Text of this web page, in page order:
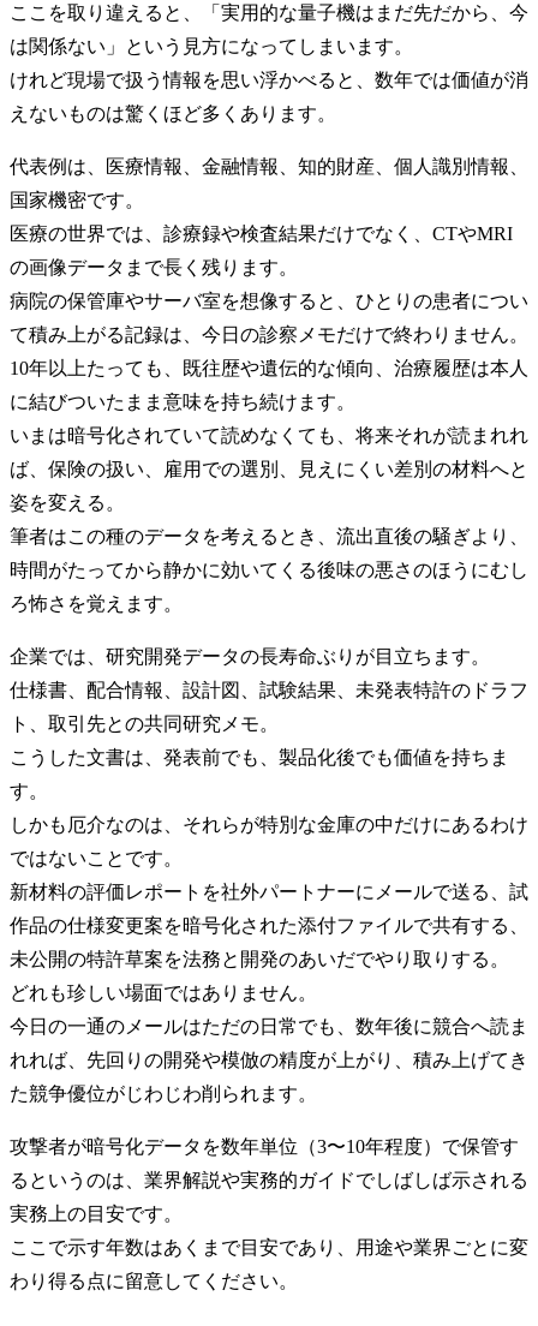
ここを取り違えると、「実用的な量子機はまだ先だから、今
は関係ない」という見方になってしまいます。
けれど現場で扱う情報を思い浮かべると、数年では価値が消
えないものは驚くほど多くあります。
代表例は、医療情報、金融情報、知的財産、個人識別情報、
国家機密です。
医療の世界では、診療録や検査結果だけでなく、CTやMRI
の画像データまで長く残ります。
病院の保管庫やサーバ室を想像すると、ひとりの患者につい
て積み上がる記録は、今日の診察メモだけで終わりません。
10年以上たっても、既往歴や遺伝的な傾向、治療履歴は本人
に結びついたまま意味を持ち続けます。
いまは暗号化されていて読めなくても、将来それが読まれれ
ば、保険の扱い、雇用での選別、見えにくい差別の材料へと
姿を変える。
筆者はこの種のデータを考えるとき、流出直後の騒ぎより、
時間がたってから静かに効いてくる後味の悪さのほうにむし
ろ怖さを覚えます。
企業では、研究開発データの長寿命ぶりが目立ちます。
仕様書、配合情報、設計図、試験結果、未発表特許のドラフ
ト、取引先との共同研究メモ。
こうした文書は、発表前でも、製品化後でも価値を持ちま
す。
しかも厄介なのは、それらが特別な金庫の中だけにあるわけ
ではないことです。
新材料の評価レポートを社外パートナーにメールで送る、試
作品の仕様変更案を暗号化された添付ファイルで共有する、
未公開の特許草案を法務と開発のあいだでやり取りする。
どれも珍しい場面ではありません。
今日の一通のメールはただの日常でも、数年後に競合へ読ま
れれば、先回りの開発や模倣の精度が上がり、積み上げてき
た競争優位がじわじわ削られます。
攻撃者が暗号化データを数年単位（3〜10年程度）で保管す
るというのは、業界解説や実務的ガイドでしばしば示される
実務上の目安です。
ここで示す年数はあくまで目安であり、用途や業界ごとに変
わり得る点に留意してください。